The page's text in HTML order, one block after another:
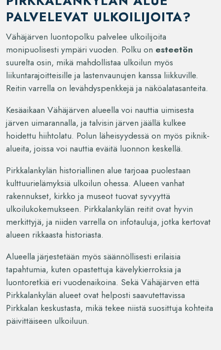
PALVELEVAT ULKOILIJOITA?
Vähäjärven luontopolku palvelee ulkoilijoita
monipuolisesti ympäri vuoden. Polku on esteetön
suurelta osin, mikä mahdollistaa ulkoilun myös
liikuntarajoitteisille ja lastenvaunujen kanssa liikkuville.
Reitin varrella on levähdyspenkkejä ja näköalatasanteita.
Kesäaikaan Vähäjärven alueella voi nauttia uimisesta
järven uimarannalla, ja talvisin järven jäällä kulkee
hoidettu hiihtolatu. Polun läheisyydessä on myös piknik-
alueita, joissa voi nauttia eväitä luonnon keskellä.
Pirkkalankylän historiallinen alue tarjoaa puolestaan
kulttuurielämyksiä ulkoilun ohessa. Alueen vanhat
rakennukset, kirkko ja museot tuovat syvyyttä
ulkoilukokemukseen. Pirkkalankylän reitit ovat hyvin
merkittyjä, ja niiden varrella on infotauluja, jotka kertovat
alueen rikkaasta historiasta.
Alueella järjestetään myös säännöllisesti erilaisia
tapahtumia, kuten opastettuja kävelykierroksia ja
luontoretkiä eri vuodenaikoina. Sekä Vähäjärven että
Pirkkalankylän alueet ovat helposti saavutettavissa
Pirkkalan keskustasta, mikä tekee niistä suosittuja kohteita
päivittäiseen ulkoiluun.